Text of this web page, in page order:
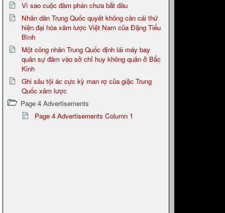
Vì sao cuộc đàm phán chưa bắt đầu
Nhân dân Trung Quốc quyết không cần cái thứ
hiện đại hóa xâm lược Việt Nam của Đặng Tiểu
Bình
Một công nhân Trung Quốc định lái máy bay
quân sự đâm vào sở chỉ huy không quân ở Bắc
Kinh
Ghi sâu tội ác cực kỳ man rợ của giặc Trung
Quốc xâm lược
Page 4 Advertisements
Page 4 Advertisements Column 1